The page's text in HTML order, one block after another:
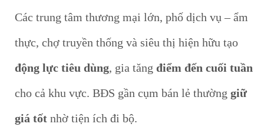
Các trung tâm thương mại lớn, phố dịch vụ – ẩm
thực, chợ truyền thống và siêu thị hiện hữu tạo
động lực tiêu dùng, gia tăng điểm đến cuối tuần
cho cả khu vực. BĐS gần cụm bán lẻ thường giữ
giá tốt nhờ tiện ích đi bộ.